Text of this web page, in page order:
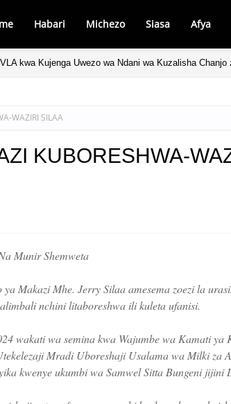
Habari Michezo Siasa Afya
kwa Kujenga Uwezo wa Ndani wa Kuzalisha Chanjo
WAZIRI SILAA
KUBORESHWA-
Munir Shemweta
Makazi Mhe. Jerry Silaa amesema zoezi la
nchini litaboreshwa ili kuleta ufanisi.
wakati wa semina kwa Wajumbe wa Kamati ya
Mradi Uboreshaji Usalama wa Milki za
kwenye ukumbi wa Samwel Sitta Bungeni jijini